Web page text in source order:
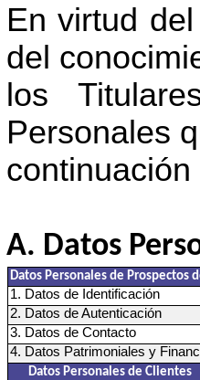
En virtud
del
los
Personales
Datos
Datos Personales de Prospectos
1. Datos de Identificación
2. Datos de Autenticación
3. Datos de Contacto
4. Datos Patrimoniales y
Datos Personales de Clientes